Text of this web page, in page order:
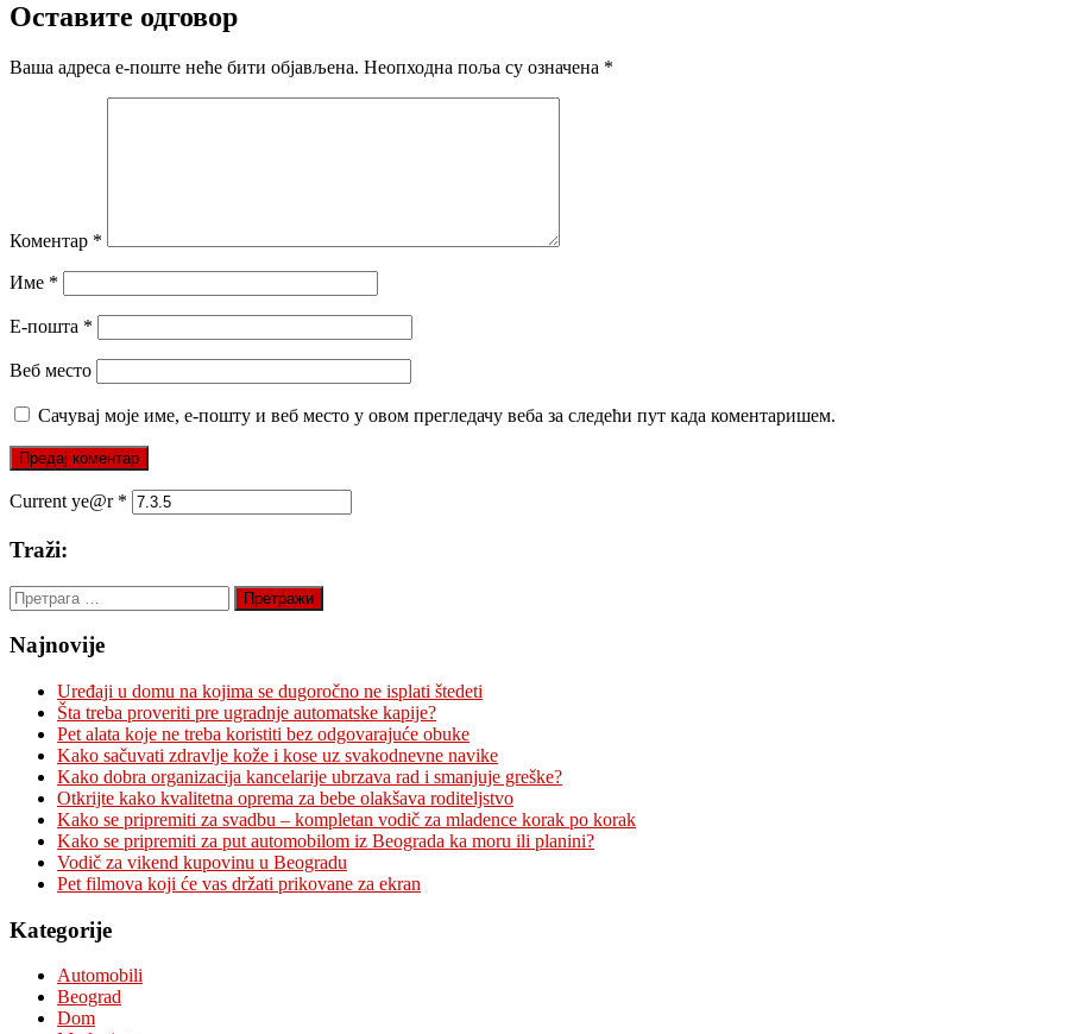
Оставите одговор
Ваша адреса е-поште неће бити објављена. Неопходна поља су означена *
Коментар *
Име *
Е-пошта *
Веб место
Сачувај моје име, е-пошту и веб место у овом прегледачу веба за следећи пут када коментаришем.
Current ye@r *
Traži:
Претрага
за:
Najnovije
Uređaji u domu na kojima se dugoročno ne isplati štedeti
Šta treba proveriti pre ugradnje automatske kapije?
Pet alata koje ne treba koristiti bez odgovarajuće obuke
Kako sačuvati zdravlje kože i kose uz svakodnevne navike
Kako dobra organizacija kancelarije ubrzava rad i smanjuje greške?
Otkrijte kako kvalitetna oprema za bebe olakšava roditeljstvo
Kako se pripremiti za svadbu – kompletan vodič za mladence korak po korak
Kako se pripremiti za put automobilom iz Beograda ka moru ili planini?
Vodič za vikend kupovinu u Beogradu
Pet filmova koji će vas držati prikovane za ekran
Kategorije
Automobili
Beograd
Dom